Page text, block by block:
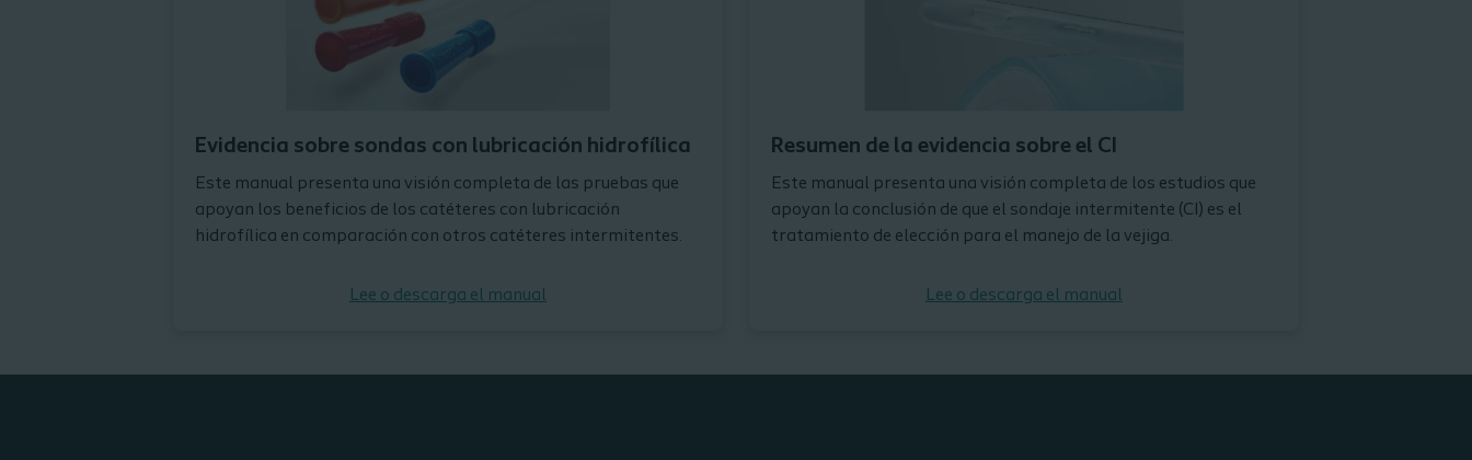
Evidencia sobre sondas con lubricación hidrofílica
Este manual presenta una visión completa de las pruebas que
apoyan los beneficios de los catéteres con lubricación
hidrofílica en comparación con otros catéteres intermitentes.
Lee o descarga el manual
Resumen de la evidencia sobre el CI
Este manual presenta una visión completa de los estudios que
apoyan la conclusión de que el sondaje intermitente (CI) es el
tratamiento de elección para el manejo de la vejiga.
Lee o descarga el manual